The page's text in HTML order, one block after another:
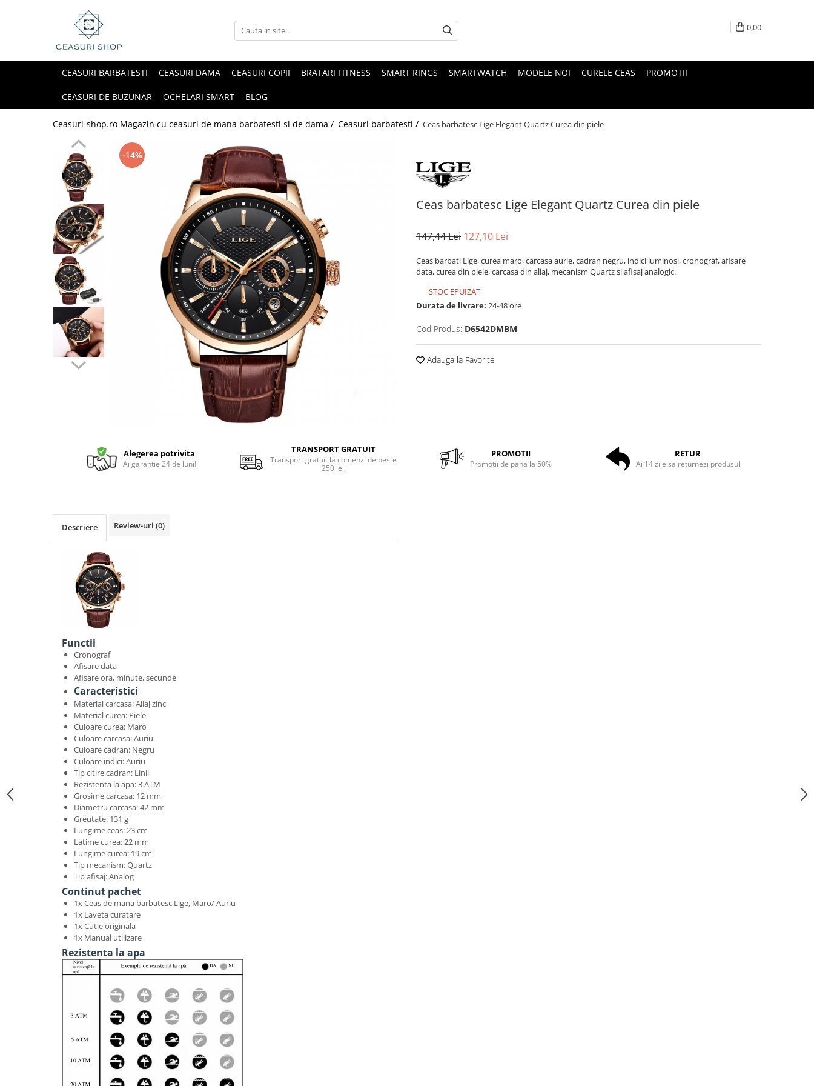
0,00
CEASURI BARBATESTI CEASURI DAMA CEASURI COPII BRATARI FITNESS SMART RINGS SMARTWATCH MODELE NOI CURELE CEAS PROMOTII
CEASURI DE BUZUNAR OCHELARI SMART BLOG
Ceasuri-shop.ro Magazin cu ceasuri de mana barbatesti si de dama / Ceasuri barbatesti / Ceas barbatesc Lige Elegant Quartz Curea din piele
Ceas barbatesc Lige Elegant Quartz Curea din piele
-14%
147,44 Lei 127,10 Lei
Ceas barbati Lige, curea maro, carcasa aurie, cadran negru, indici luminosi, cronograf, afisare
data, curea din piele, carcasa din aliaj, mecanism Quartz si afisaj analogic.
STOC EPUIZAT
Durata de livrare: 24-48 ore
Cod Produs: D6542DMBM
Adauga la Favorite
Alegerea potrivita
Ai garantie 24 de luni!
TRANSPORT GRATUIT
Transport gratuit la comenzi de peste
250 lei.
PROMOTII
Promotii de pana la 50%
RETUR
Ai 14 zile sa returnezi produsul
Descriere Review-uri (0)
Functii
Cronograf
Afisare data
Afisare ora, minute, secunde
Caracteristici
Material carcasa: Aliaj zinc
Material curea: Piele
Culoare curea: Maro
Culoare carcasa: Auriu
Culoare cadran: Negru
Culoare indici: Auriu
Tip citire cadran: Linii
Rezistenta la apa: 3 ATM
Grosime carcasa: 12 mm
Diametru carcasa: 42 mm
Greutate: 131 g
Lungime ceas: 23 cm
Latime curea: 22 mm
Lungime curea: 19 cm
Tip mecanism: Quartz
Tip afisaj: Analog
Continut pachet
1x Ceas de mana barbatesc Lige, Maro/ Auriu
1x Laveta curatare
1x Cutie originala
1x Manual utilizare
Rezistenta la apa